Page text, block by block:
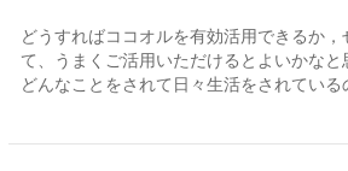
どうすればココオルを有効活用できるか，
て、うまくご活用いただけるとよいかな
どんなことをされて日々生活をされている